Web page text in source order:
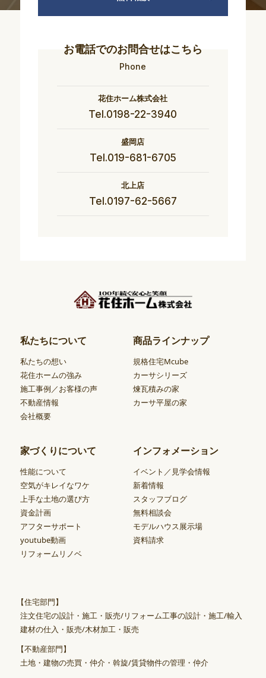
お電話でのお問合せはこちら
Phone
花住ホーム株式会社
Tel.0198-22-3940
盛岡店
Tel.019-681-6705
北上店
Tel.0197-62-5667
私たちについて
私たちの想い
花住ホームの強み
施工事例／お客様の声
不動産情報
会社概要
商品ラインナップ
規格住宅Mcube
カーサシリーズ
煉瓦積みの家
カーサ平屋の家
家づくりについて
性能について
空気がキレイなワケ
上手な土地の選び方
資金計画
アフターサポート
youtube動画
リフォームリノベ
インフォメーション
イベント／見学会情報
新着情報
スタッフブログ
無料相談会
モデルハウス展示場
資料請求
【住宅部門】
注文住宅の設計・施工・販売/リフォーム工事の設計・施工/輸入
建材の仕入・販売/木材加工・販売
【不動産部門】
土地・建物の売買・仲介・斡旋/賃貸物件の管理・仲介